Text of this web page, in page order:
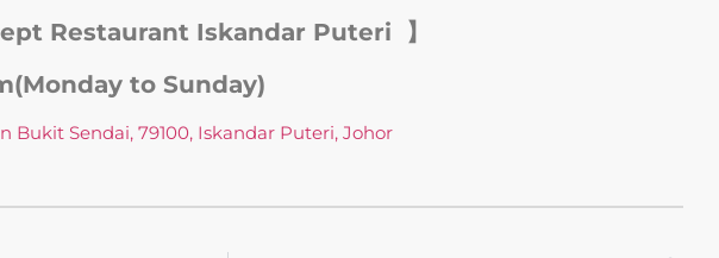
Restaurant Iskandar Puteri 】
to Sunday)
Bukit Sendai, 79100, Iskandar Puteri, Johor